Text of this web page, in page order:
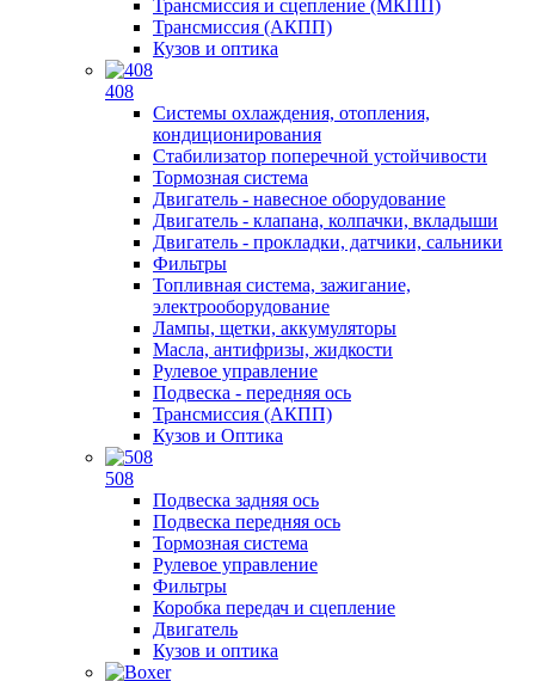
Трансмиссия и сцепление (МКПП)
Трансмиссия (АКПП)
Кузов и оптика
408
Системы охлаждения, отопления,
кондиционирования
Стабилизатор поперечной устойчивости
Тормозная система
Двигатель - навесное оборудование
Двигатель - клапана, колпачки, вкладыши
Двигатель - прокладки, датчики, сальники
Фильтры
Топливная система, зажигание,
электрооборудование
Лампы, щетки, аккумуляторы
Масла, антифризы, жидкости
Рулевое управление
Подвеска - передняя ось
Трансмиссия (АКПП)
Кузов и Оптика
508
Подвеска задняя ось
Подвеска передняя ось
Тормозная система
Рулевое управление
Фильтры
Коробка передач и сцепление
Двигатель
Кузов и оптика